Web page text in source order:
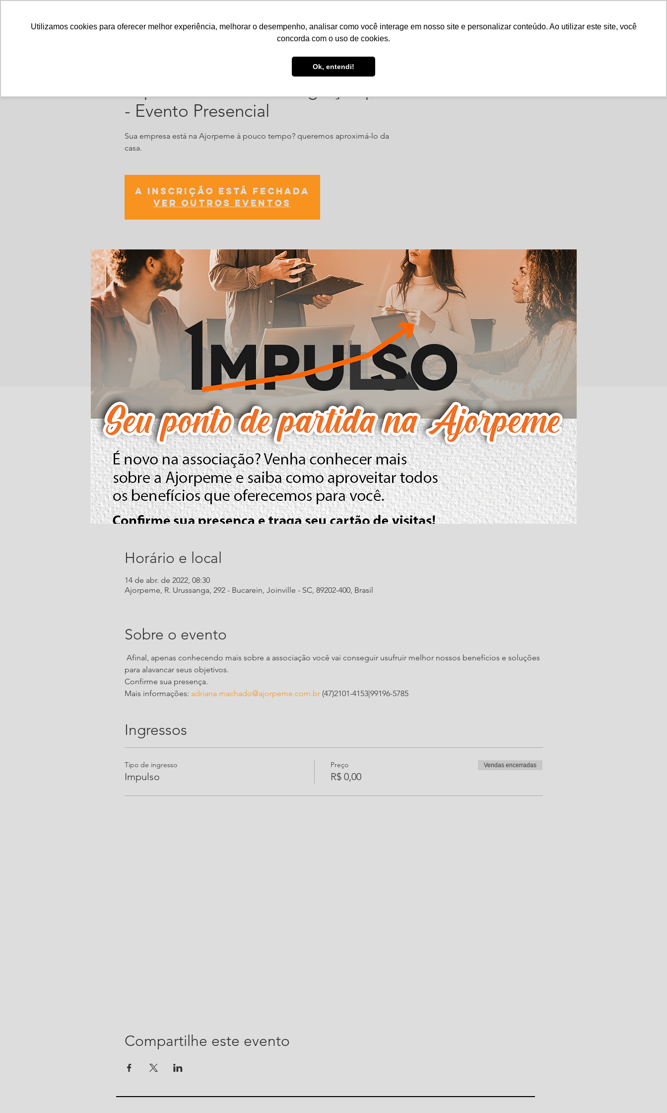
Utilizamos cookies para oferecer melhor experiência, melhorar o desempenho, analisar como você interage em nosso site e personalizar conteúdo. Ao utilizar este site, você
concorda com o uso de cookies.
Ok, entendi!
Serviços Notícias Agenda
- Evento Presencial
Sua empresa está na Ajorpeme à pouco tempo? queremos aproximá-lo da
A inscrição está fechada
Ver outros eventos
Horário e local
14 de abr. de 2022, 08:30
Ajorpeme, R. Urussanga, 292 - Bucarein, Joinville - SC, 89202-400, Brasil
Sobre o evento
Afinal, apenas conhecendo mais sobre a associação você vai conseguir usufruir melhor nossos benefícios e soluções
para alavancar seus objetivos.
Confirme sua presença.
Mais informações: adriana.machado@ajorpeme.com.br (47)2101-4153|99196-5785
Ingressos
Tipo de ingresso
Impulso
Preço
R$ 0,00
Vendas encerradas
Compartilhe este evento